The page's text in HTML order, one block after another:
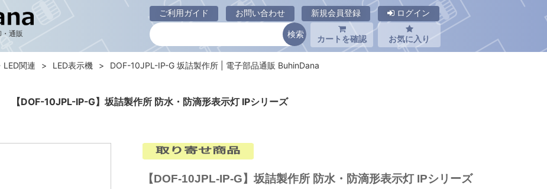
通販
ご利用ガイド お問い合わせ 新規会員登録 ログイン
カートを確認 お気に入り
【DOF-10JPL-IP-G】坂詰製作所 防水・防滴形表示灯 IPシリーズ
LED関連 LED表示機 DOF-10JPL-IP-G 坂詰製作所 | 電子部品通販 BuhinDana
【DOF-10JPL-IP-G】坂詰製作所 防水・防滴形表示灯 IPシリーズ